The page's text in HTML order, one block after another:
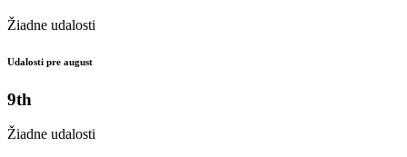
Žiadne udalosti
Udalosti pre august
9th
Žiadne udalosti